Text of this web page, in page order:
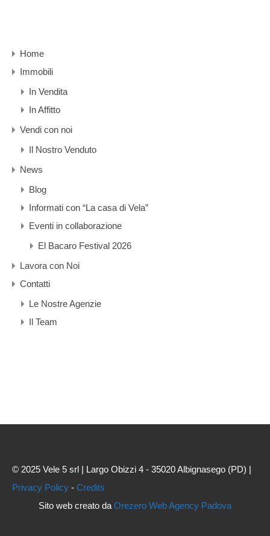
Home
Immobili
In Vendita
In Affitto
Vendi con noi
Il Nostro Venduto
News
Blog
Informati con “La casa di Vela”
Eventi in collaborazione
El Bacaro Festival 2026
Lavora con Noi
Contatti
Le Nostre Agenzie
Il Team
© 2025 Vele 5 srl | Largo Obizzi 4 - 35020 Albignasego (PD) |
Privacy Policy - Credits
Sito web creato da Orezero Web Agency Padova